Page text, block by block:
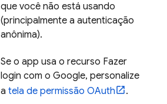
que você não está usando
(principalmente a autenticação
anônima).
Se o app usa o recurso Fazer
login com o Google, personalize
a tela de permissão OAuth .